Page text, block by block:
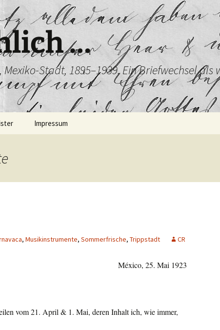
…
Stadt, 1895–1939. Ein Briefwechsel als
Impressum
, Musikinstrumente, Sommerfrische, Trippstadt CR
México, 25. Mai 1923
vom 21. April & 1. Mai, deren Inhalt ich, wie immer,